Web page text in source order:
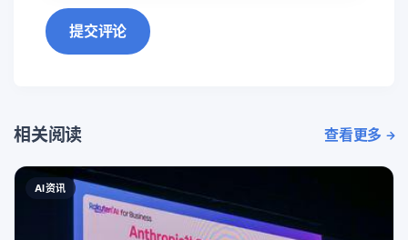
提交评论
相关阅读 查看更多
AI资讯